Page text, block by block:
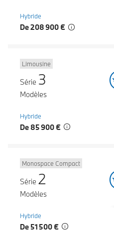
Hybride
De 208 900 €
Limousine
Série 3
Modèles
Hybride
De 85 900 €
Monospace Compact
Série 2
Modèles
Hybride
De 51 500 €